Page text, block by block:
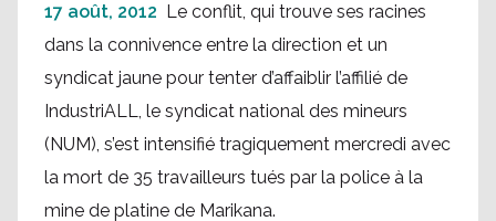
17 août, 2012 Le conflit, qui trouve ses racines
dans la connivence entre la direction et un
syndicat jaune pour tenter d’affaiblir l’affilié de
IndustriALL, le syndicat national des mineurs
(NUM), s’est intensifié tragiquement mercredi avec
la mort de 35 travailleurs tués par la police à la
mine de platine de Marikana.